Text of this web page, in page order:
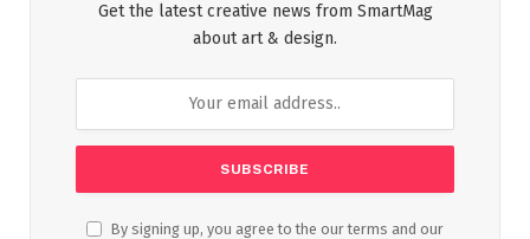
Get the latest creative news from SmartMag
about art & design.
By signing up, you agree to the our terms and our